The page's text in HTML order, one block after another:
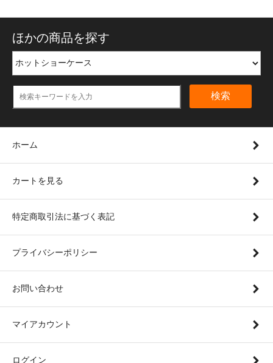
ほかの商品を探す
検索
ホーム
カートを見る
特定商取引法に基づく表記
プライバシーポリシー
お問い合わせ
マイアカウント
ログイン